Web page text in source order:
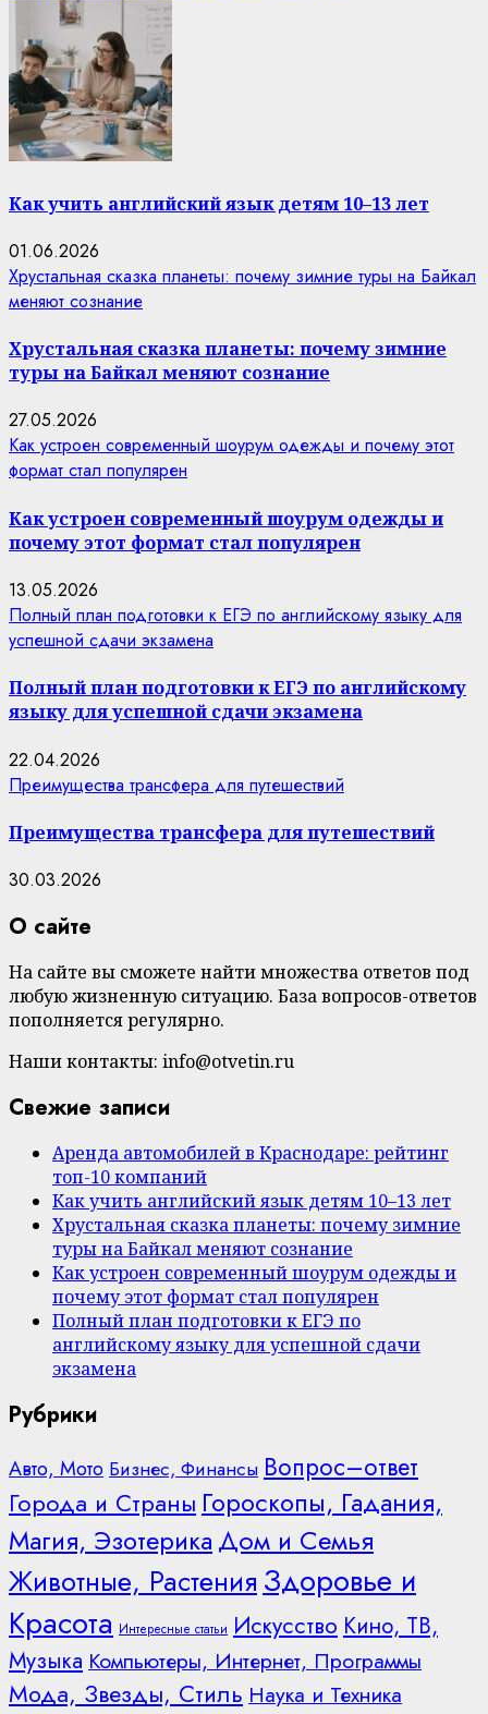
Как учить английский язык детям 10–13 лет
01.06.2026
Хрустальная сказка планеты: почему зимние туры на Байкал
меняют сознание
Хрустальная сказка планеты: почему зимние
туры на Байкал меняют сознание
27.05.2026
Как устроен современный шоурум одежды и почему этот
формат стал популярен
Как устроен современный шоурум одежды и
почему этот формат стал популярен
13.05.2026
Полный план подготовки к ЕГЭ по английскому языку для
успешной сдачи экзамена
Полный план подготовки к ЕГЭ по английскому
языку для успешной сдачи экзамена
22.04.2026
Преимущества трансфера для путешествий
Преимущества трансфера для путешествий
30.03.2026
О сайте
На сайте вы сможете найти множества ответов под
любую жизненную ситуацию. База вопросов-ответов
пополняется регулярно.
Наши контакты: info@otvetin.ru
Свежие записи
Аренда автомобилей в Краснодаре: рейтинг
топ-10 компаний
Как учить английский язык детям 10–13 лет
Хрустальная сказка планеты: почему зимние
туры на Байкал меняют сознание
Как устроен современный шоурум одежды и
почему этот формат стал популярен
Полный план подготовки к ЕГЭ по
английскому языку для успешной сдачи
экзамена
Рубрики
Авто, Мото Бизнес, Финансы Вопрос–ответ
Города и Страны Гороскопы, Гадания,
Магия, Эзотерика Дом и Семья
Животные, Растения Здоровье и
Красота Интересные статьи Искусство Кино, ТВ,
Музыка Компьютеры, Интернет, Программы
Мода, Звезды, Стиль Наука и Техника